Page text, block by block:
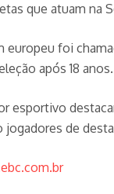
que atuam na
europeu foi
após 18 anos.
esportivo
de